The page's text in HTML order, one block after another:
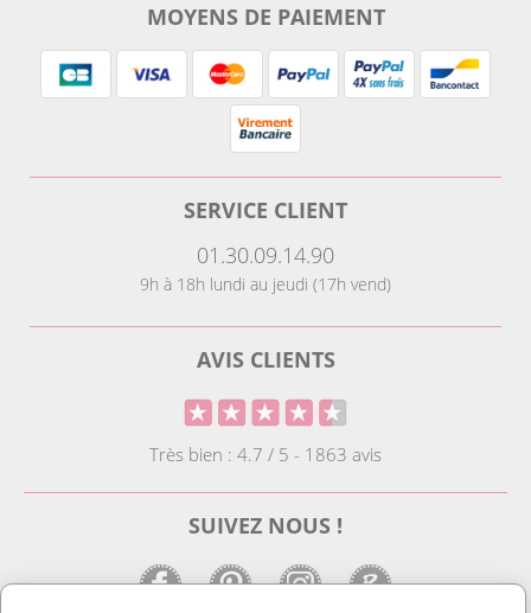
MOYENS DE PAIEMENT
SERVICE CLIENT
01.30.09.14.90
9h à 18h lundi au jeudi (17h vend)
AVIS CLIENTS
Très bien : 4.7 / 5 - 1863 avis
SUIVEZ NOUS !